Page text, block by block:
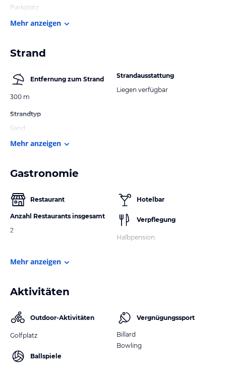
Parkplatz
Mehr anzeigen
Strand
Entfernung zum Strand
300 m
Strandtyp
Sand
Strandausstattung
Liegen verfügbar
Mehr anzeigen
Gastronomie
Restaurant
Anzahl Restaurants insgesamt
2
Hotelbar
Verpflegung
Halbpension
Mehr anzeigen
Aktivitäten
Outdoor-Aktivitäten
Golfplatz
Ballspiele
Vergnügungssport
Billard
Bowling